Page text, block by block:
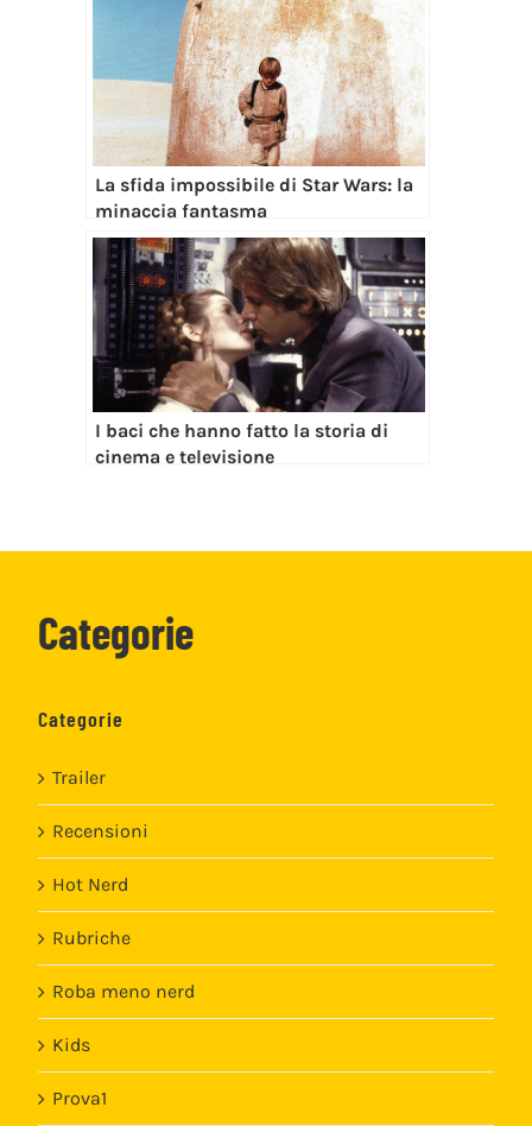
La sfida impossibile di Star Wars: la
minaccia fantasma
I baci che hanno fatto la storia di
cinema e televisione
Categorie
Categorie
Trailer
Recensioni
Hot Nerd
Rubriche
Roba meno nerd
Kids
Prova1